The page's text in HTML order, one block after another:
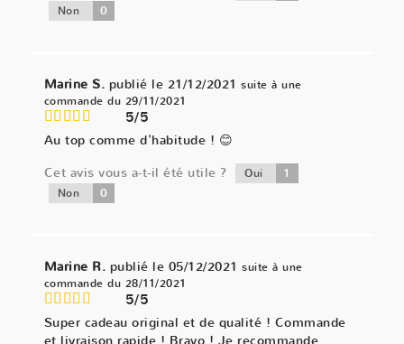
Non 0
Marine S. publié le 21/12/2021 suite à une
commande du 29/11/2021
5/5
Au top comme d'habitude ! 😊
Cet avis vous a-t-il été utile ?
Oui 1
Non 0
Marine R. publié le 05/12/2021 suite à une
commande du 28/11/2021
5/5
Super cadeau original et de qualité ! Commande
et livraison rapide ! Bravo ! Je recommande